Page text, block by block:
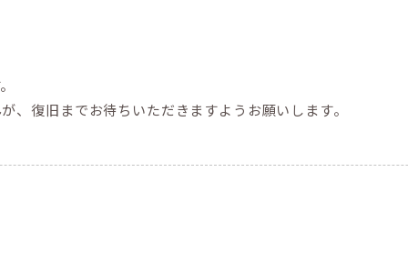
、復旧までお待ちいただきますようお願いします。